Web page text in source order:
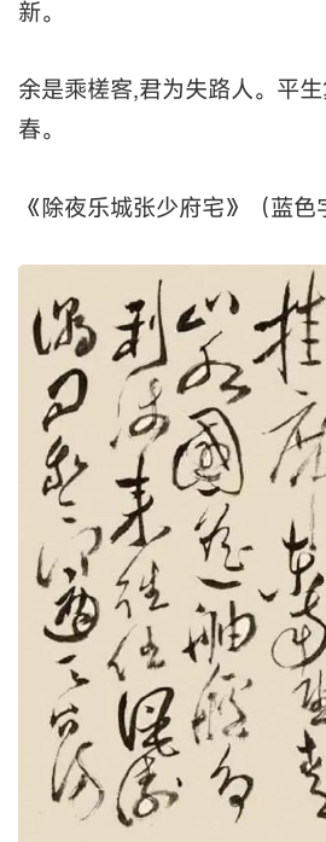
新。
余是乘槎客,君为失路人。平
春。
《除夜乐城张少府宅》（蓝色